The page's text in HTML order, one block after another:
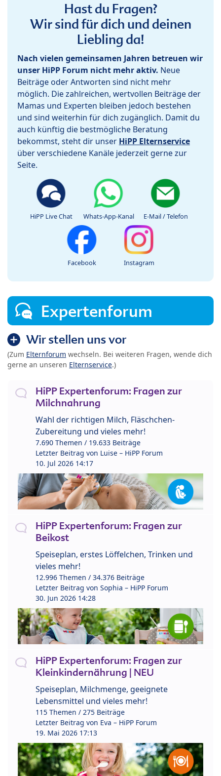
Hast du Fragen?
Wir sind für dich und deinen
Liebling da!
Nach vielen gemeinsamen Jahren betreuen wir
unser HiPP Forum nicht mehr aktiv. Neue
Beiträge oder Antworten sind nicht mehr
möglich. Die zahlreichen, wertvollen Beiträge der
Mamas und Experten bleiben jedoch bestehen
und sind weiterhin für dich zugänglich. Damit du
auch künftig die bestmögliche Beratung
bekommst, steht dir unser HiPP Elternservice
über verschiedene Kanäle jederzeit gerne zur
Seite.
HiPP Live Chat Whats-App-Kanal E-Mail / Telefon
Facebook Instagram
Expertenforum
Wir stellen uns vor
(Zum Elternforum wechseln. Bei weiteren Fragen, wende dich
gerne an unseren Elternservice.)
HiPP Expertenforum: Fragen zur
Milchnahrung
Wahl der richtigen Milch, Fläschchen-
Zubereitung und vieles mehr!
7.690 Themen / 19.633 Beiträge
Letzter Beitrag von Luise – HiPP Forum
10. Jul 2026 14:17
HiPP Expertenforum: Fragen zur
Beikost
Speiseplan, erstes Löffelchen, Trinken und
vieles mehr!
12.996 Themen / 34.376 Beiträge
Letzter Beitrag von Sophia – HiPP Forum
30. Jun 2026 14:28
HiPP Expertenforum: Fragen zur
Kleinkindernährung | NEU
Speiseplan, Milchmenge, geeignete
Lebensmittel und vieles mehr!
115 Themen / 275 Beiträge
Letzter Beitrag von Eva – HiPP Forum
19. Mai 2026 17:13